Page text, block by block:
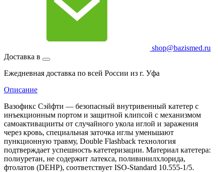
shop@bazismed.ru
Доставка в
Ежедневная доставка по всей России из г. Уфа
Описание
Вазофикс Сэйфти — безопасный внутривенный катетер с
инъекционным портом и защитной клипсой с механизмом
самоактивацииты от случайного укола иглой и заражения
через кровь, специальная заточка иглы уменьшают
пункционную травму, Double Flashback технология
подтверждает успешность катетеризации. Материал катетера:
полиуретан, не содержит латекса, поливинилхлорида,
фтолатов (DEHP), соответствует ISO-Standard 10.555-1/5.